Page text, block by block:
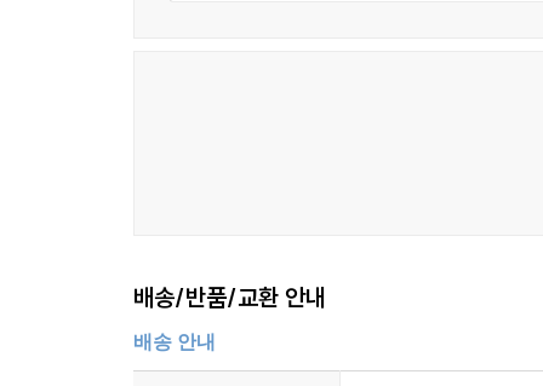
배송/반품/교환 안내
배송 안내